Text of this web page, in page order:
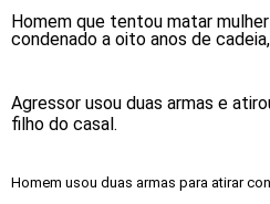
Homem que tentou matar
condenado a oito anos de
Agressor usou duas armas e
filho do casal.
Homem usou duas armas para atirar